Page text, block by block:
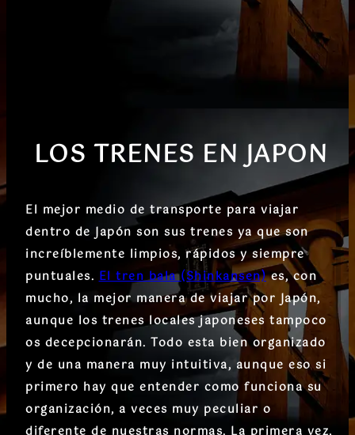
LOS TRENES EN JAPON
El mejor medio de transporte para viajar
dentro de Japón son sus trenes ya que son
increíblemente limpios, rápidos y siempre
puntuales.El tren bala (Shinkansen)es, con
mucho, la mejor manera de viajar por Japón,
aunque los trenes locales japoneses tampoco
os decepcionarán. Todo esta bien organizado
y de una manera muy intuitiva, aunque eso si
primero hay que entender como funciona su
organización, a veces muy peculiar o